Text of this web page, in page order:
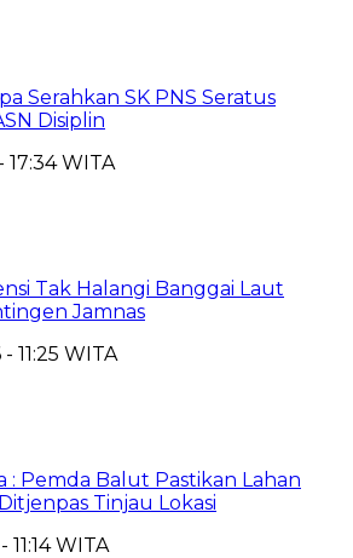
Serahkan SK PNS Seratus
Disiplin
17:34 WITA
Tak Halangi Banggai Laut
Jamnas
11:25 WITA
: Pemda Balut Pastikan Lahan
Tinjau Lokasi
WITA